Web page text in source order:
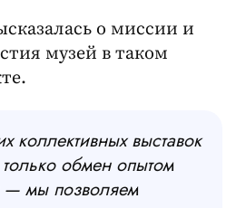
о миссии и
музей в таком
коллективных выставок
обмен опытом
мы позволяем